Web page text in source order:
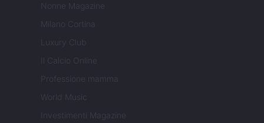
Nonne Magazine
Milano Cortina
Luxury Club
Il Calcio Online
Professione mamma
World Music
Investimenti Magazine